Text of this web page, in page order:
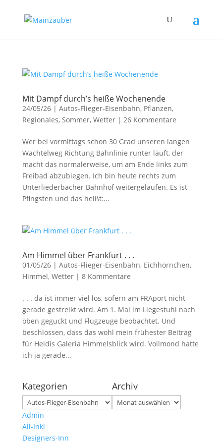
Mit Dampf durch’s heiße Wochenende
24/05/26| Autos-Flieger-Eisenbahn, Pflanzen,
Regionales, Sommer, Wetter| 26 Kommentare
Wer bei vormittags schon 30 Grad unseren langen
Wachtelweg Richtung Bahnlinie runter läuft, der
macht das normalerweise, um am Ende links zum
Freibad abzubiegen. Ich bin heute rechts zum
Unterliederbacher Bahnhof weitergelaufen. Es ist
Pfingsten und das heißt:...
Am Himmel über Frankfurt . . .
01/05/26| Autos-Flieger-Eisenbahn, Eichhörnchen,
Himmel, Wetter| 8 Kommentare
. . . da ist immer viel los, sofern am FRAport nicht
gerade gestreikt wird. Am 1. Mai im Liegestuhl nach
oben geguckt und Flugzeuge beobachtet. Und
beschlossen, dass das wohl mein frühester Beitrag
für Heidis Galeria Himmelsblick wird. Vollmond hatte
ich ja gerade...
Kategorien
Kategorien
Archiv
Archiv
Admin
All-Inkl
Designers-Inn